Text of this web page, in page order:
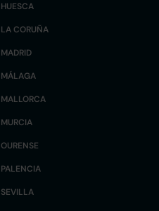
HUESCA
LA CORUÑA
MADRID
MÁLAGA
MALLORCA
MURCIA
OURENSE
PALENCIA
SEVILLA